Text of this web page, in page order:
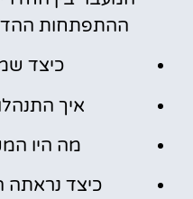
ההתפתחות
כיצד
איך
מה היו
כיצד